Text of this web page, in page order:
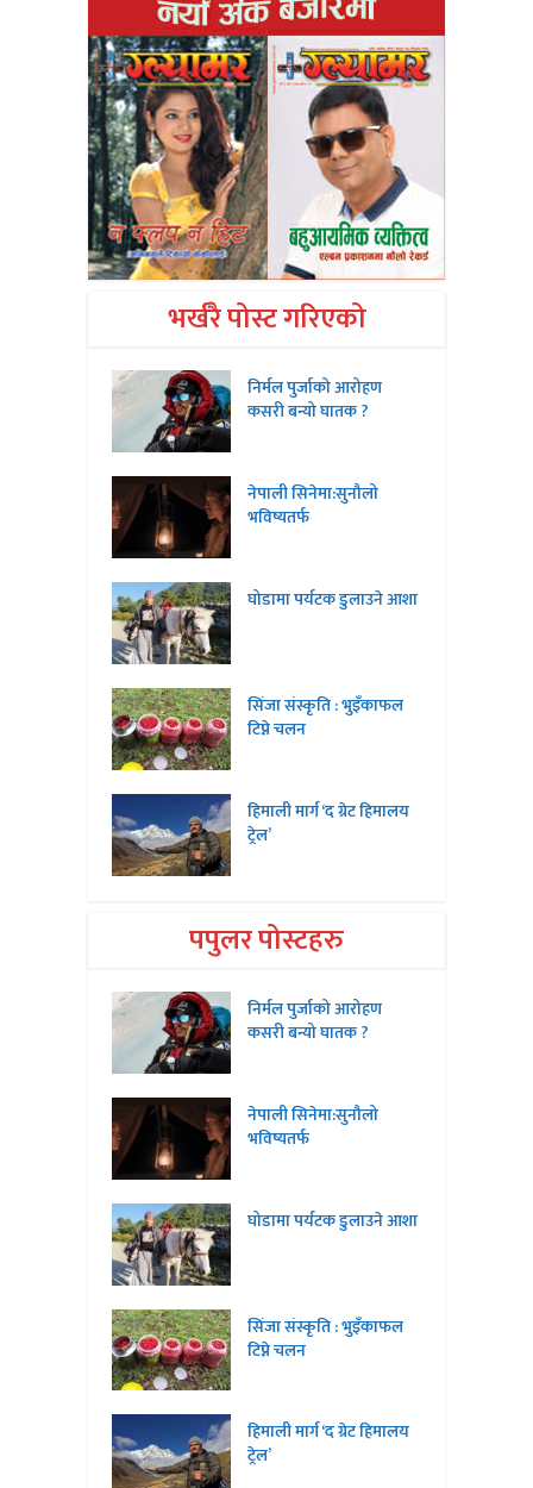
भर्खरै पोस्ट गरिएको
निर्मल पुर्जाको आरोहण
कसरी बन्यो घातक ?
नेपाली सिनेमा:सुनौलो
भविष्यतर्फ
घोडामा पर्यटक डुलाउने आशा
सिंजा संस्कृति : भुइँकाफल
टिप्ने चलन
हिमाली मार्ग ‘द ग्रेट हिमालय
ट्रेल’
पपुलर पोस्टहरु
निर्मल पुर्जाको आरोहण
कसरी बन्यो घातक ?
नेपाली सिनेमा:सुनौलो
भविष्यतर्फ
घोडामा पर्यटक डुलाउने आशा
सिंजा संस्कृति : भुइँकाफल
टिप्ने चलन
हिमाली मार्ग ‘द ग्रेट हिमालय
ट्रेल’